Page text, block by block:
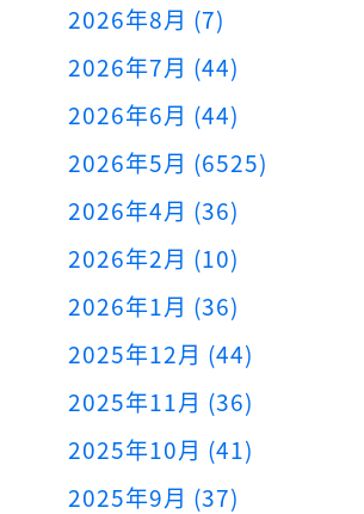
2026年8月 (7)
2026年7月 (44)
2026年6月 (44)
2026年5月 (6525)
2026年4月 (36)
2026年2月 (10)
2026年1月 (36)
2025年12月 (44)
2025年11月 (36)
2025年10月 (41)
2025年9月 (37)